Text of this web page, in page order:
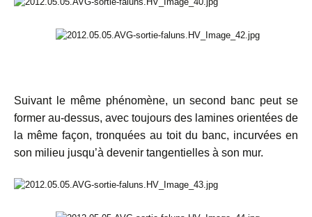
Suivant le même phénomène, un second banc peut se
former au-dessus, avec toujours des lamines orientées de
la même façon, tronquées au toit du banc, incurvées en
son milieu jusqu’à devenir tangentielles à son mur.